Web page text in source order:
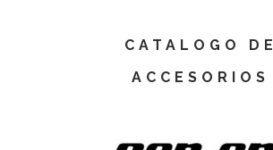
CATALOGO DE
ACCESORIOS